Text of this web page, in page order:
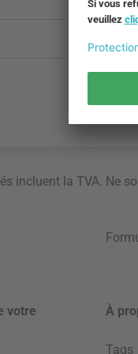
incluent la TVA. Ne
votre
À
Tags